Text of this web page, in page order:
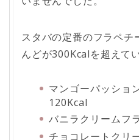
スタバの定番のフラペチ
んどが300Kcalを超えて
マンゴーパッショ
120Kcal
バニラクリーム
チョコレートクリ